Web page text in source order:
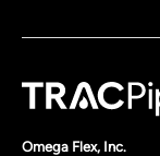
Omega Flex, Inc.